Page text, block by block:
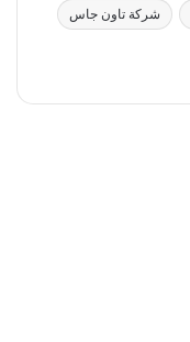
شركة تاون جاس